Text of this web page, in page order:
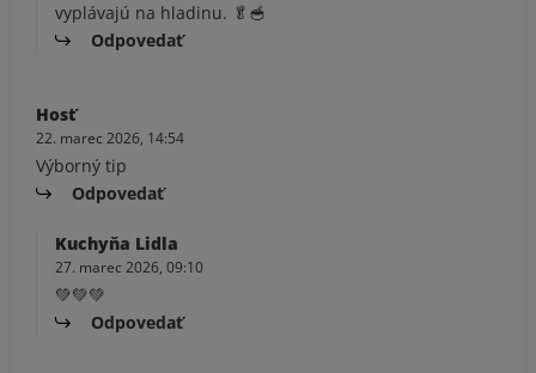
vyplávajú na hladinu. 🥬🥣
Odpovedať
Hosť
22. marec 2026, 14:54
Výborný tip
Odpovedať
Kuchyňa Lidla
27. marec 2026, 09:10
💚💚💚
Odpovedať